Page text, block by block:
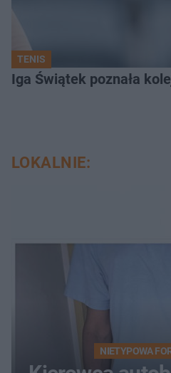
TENIS
Iga Świątek poznała
LOKALNIE:
NIETYPOWA